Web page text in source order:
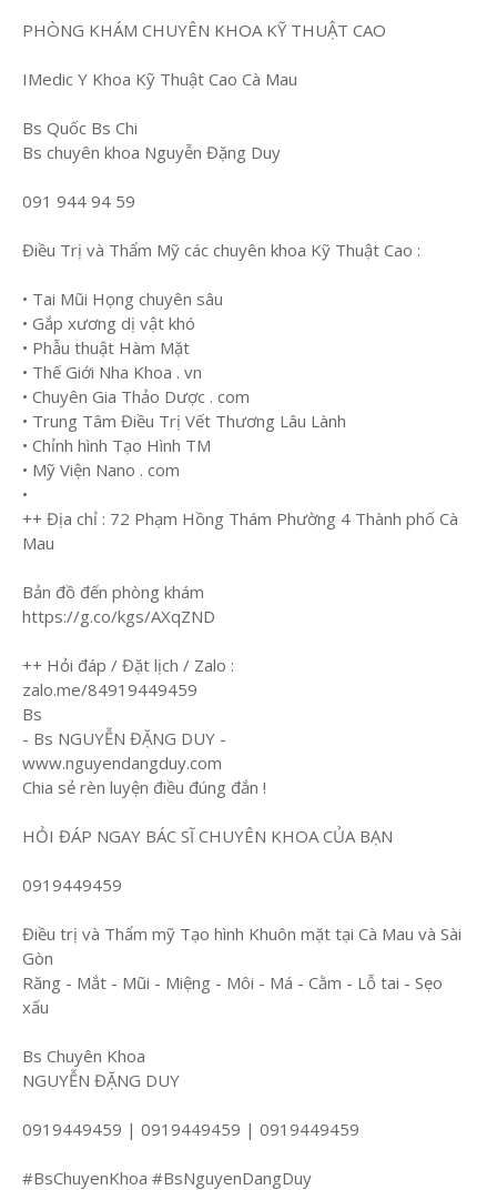
PHÒNG KHÁM CHUYÊN KHOA KỸ THUẬT CAO
IMedic Y Khoa Kỹ Thuật Cao Cà Mau
Bs Quốc Bs Chi
Bs chuyên khoa Nguyễn Đặng Duy
091 944 94 59
Điều Trị và Thẩm Mỹ các chuyên khoa Kỹ Thuật Cao :
• Tai Mũi Họng chuyên sâu
• Gắp xương dị vật khó
• Phẫu thuật Hàm Mặt
• Thế Giới Nha Khoa . vn
• Chuyên Gia Thảo Dược . com
• Trung Tâm Điều Trị Vết Thương Lâu Lành
• Chỉnh hình Tạo Hình TM
• Mỹ Viện Nano . com
•
++ Địa chỉ : 72 Phạm Hồng Thám Phường 4 Thành phố Cà
Mau
Bản đồ đến phòng khám
https://g.co/kgs/AXqZND
++ Hỏi đáp / Đặt lịch / Zalo :
zalo.me/84919449459
Bs
- Bs NGUYỄN ĐẶNG DUY -
www.nguyendangduy.com
Chia sẻ rèn luyện điều đúng đắn !
HỎI ĐÁP NGAY BÁC SĨ CHUYÊN KHOA CỦA BẠN
0919449459
Điều trị và Thẩm mỹ Tạo hình Khuôn mặt tại Cà Mau và Sài
Gòn
Răng - Mắt - Mũi - Miệng - Môi - Má - Cằm - Lỗ tai - Sẹo
xấu
Bs Chuyên Khoa
NGUYỄN ĐẶNG DUY
0919449459 | 0919449459 | 0919449459
#BsChuyenKhoa #BsNguyenDangDuy